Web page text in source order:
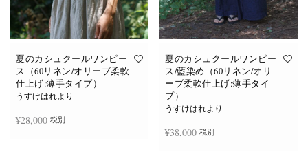
が
あ
り
ま
オ
プ
シ
ョ
が
あ
り
ま
オ
プ
シ
ョ
夏のカシュクールワンピー
ス（60リネン/オリーブ柔軟
仕上げ:薄手タイプ）
うすけはれより
¥28,000 税別
夏のカシュクールワンピー
ス/藍染め（60リネン/オリ
ーブ柔軟仕上げ:薄手タイ
プ）
うすけはれより
¥38,000 税別